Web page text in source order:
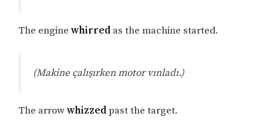
The enginewhirred as the machine started.
(Makine çalışırken motor vınladı.)
The arrowwhizzedpast the target.